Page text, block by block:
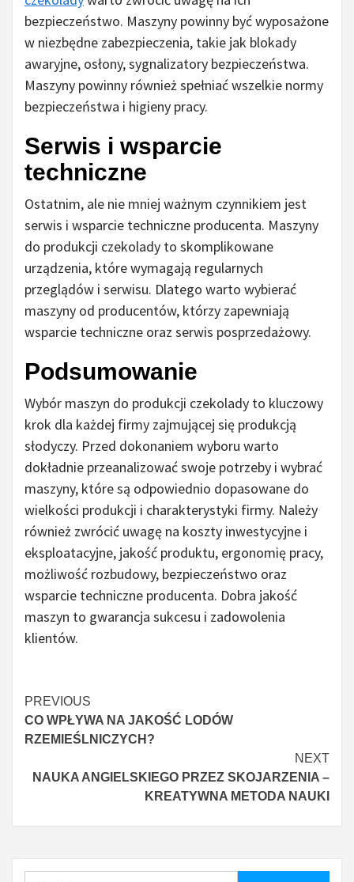
bezpieczeństwo. Maszyny powinny być wyposażone
w niezbędne zabezpieczenia, takie jak blokady
awaryjne, osłony, sygnalizatory bezpieczeństwa.
Maszyny powinny również spełniać wszelkie normy
bezpieczeństwa i higieny pracy.
Serwis i wsparcie
techniczne
Ostatnim, ale nie mniej ważnym czynnikiem jest
serwis i wsparcie techniczne producenta. Maszyny
do produkcji czekolady to skomplikowane
urządzenia, które wymagają regularnych
przeglądów i serwisu. Dlatego warto wybierać
maszyny od producentów, którzy zapewniają
wsparcie techniczne oraz serwis posprzedażowy.
Podsumowanie
Wybór maszyn do produkcji czekolady to kluczowy
krok dla każdej firmy zajmującej się produkcją
słodyczy. Przed dokonaniem wyboru warto
dokładnie przeanalizować swoje potrzeby i wybrać
maszyny, które są odpowiednio dopasowane do
wielkości produkcji i charakterystyki firmy. Należy
również zwrócić uwagę na koszty inwestycyjne i
eksploatacyjne, jakość produktu, ergonomię pracy,
możliwość rozbudowy, bezpieczeństwo oraz
wsparcie techniczne producenta. Dobra jakość
maszyn to gwarancja sukcesu i zadowolenia
klientów.
Czytaj
więcej
PREVIOUS
CO WPŁYWA NA JAKOŚĆ LODÓW
RZEMIEŚLNICZYCH?
NEXT
NAUKA ANGIELSKIEGO PRZEZ SKOJARZENIA –
KREATYWNA METODA NAUKI